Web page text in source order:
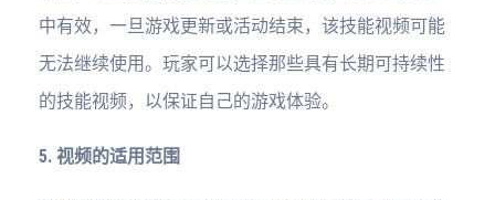
中有效，一旦游戏更新或活动结束，该技能视频可能
无法继续使用。玩家可以选择那些具有长期可持续性
的技能视频，以保证自己的游戏体验。
5. 视频的适用范围